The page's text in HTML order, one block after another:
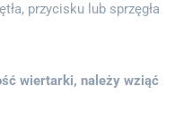
przycisku lub sprzęgła
wiertarki, należy wziąć